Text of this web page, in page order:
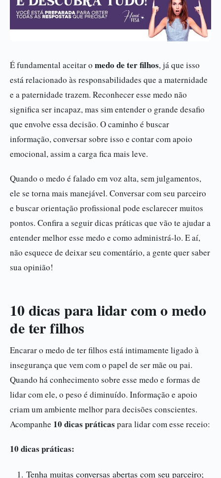
É fundamental aceitar o medo de ter filhos, já que isso
está relacionado às responsabilidades que a maternidade
e a paternidade trazem. Reconhecer esse medo não
significa ser incapaz, mas sim entender o grande desafio
que envolve essa decisão. O caminho é buscar
informação, conversar sobre isso e contar com apoio
emocional, assim a carga fica mais leve.
Quando o medo é falado em voz alta, sem julgamentos,
ele se torna mais manejável. Conversar com seu parceiro
e buscar orientação profissional pode esclarecer muitos
pontos. Confira a seguir dicas práticas que vão te ajudar a
entender melhor esse medo e como administrá-lo. E aí,
não esquece de deixar seu comentário, a gente quer saber
sua opinião!
10 dicas para lidar com o medo
de ter filhos
Encarar o medo de ter filhos está intimamente ligado à
insegurança que vem com o papel de ser mãe ou pai.
Quando há conhecimento sobre esse medo e formas de
lidar com ele, o peso é diminuído. Informação e apoio
criam um ambiente melhor para decisões conscientes.
Acompanhe 10 dicas práticas para lidar com esse receio:
10 dicas práticas:
Tenha muitas conversas abertas com seu parceiro;